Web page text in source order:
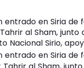
entrado en Siria
al Sham,
Nacional Sirio,
entrado en Siria